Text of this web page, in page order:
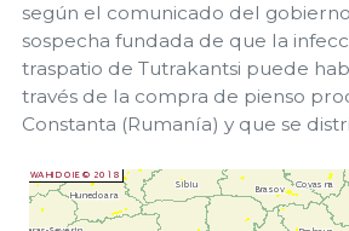
según el comunicado del
sospecha fundada de que la
traspatio de Tutrakantsi puede
través de la compra de pienso
Constanta (Rumanía) y que se